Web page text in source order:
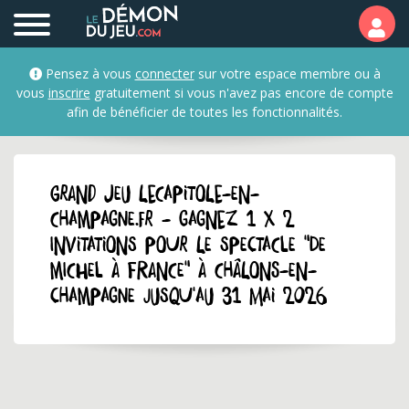
Pensez à vous connectersur votre espace membre ou à
vous inscrire gratuitement si vous n'avez pas encore de compte
afin de bénéficier de toutes les fonctionnalités.
GRAND JEU lecapitole-en-
champagne.fr - Gagnez 1 x 2
invitations pour le spectacle "De
Michel à France" à Châlons-en-
Champagne jusqu'au 31 mai 2026